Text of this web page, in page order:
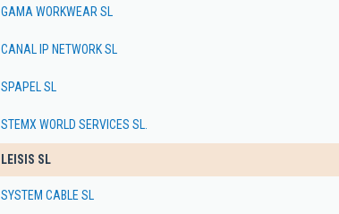
GAMA WORKWEAR SL
CANAL IP NETWORK SL
SPAPEL SL
STEMX WORLD SERVICES SL.
LEISIS SL
SYSTEM CABLE SL